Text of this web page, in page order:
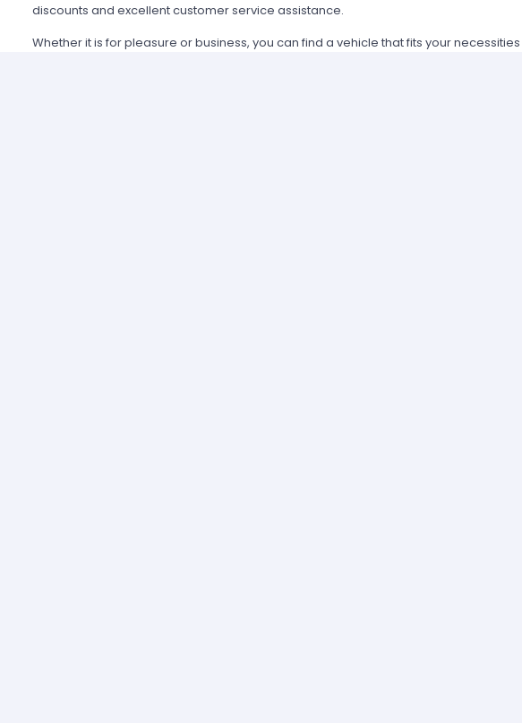
discounts and excellent customer service assistance.
Whether it is for pleasure or business, you can find a vehicle that fits your